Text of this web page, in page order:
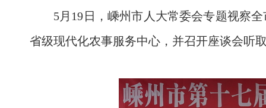
5月19日，嵊州市人大常委会专题视察
省级现代化农事服务中心，并召开座谈会听